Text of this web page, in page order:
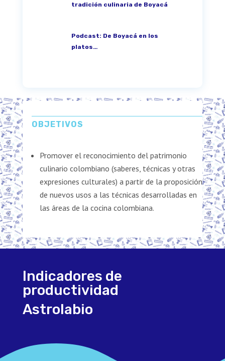
tradición culinaria de Boyacá
Podcast: De Boyacá en los
platos…
OBJETIVOS
Promover el reconocimiento del patrimonio
culinario colombiano (saberes, técnicas y otras
expresiones culturales) a partir de la proposición
de nuevos usos a las técnicas desarrolladas en
las áreas de la cocina colombiana.
Indicadores de
productividad
Astrolabio